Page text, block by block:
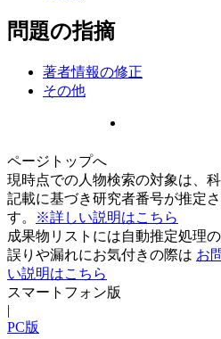
問題の指摘
著者情報の修正
その他
ページトップへ
現時点での人物検索の対象は、科
記載に基づき研究者番号が推定
す。
※詳しい説明はこちら
成果物リストには自動推定処理
誤りや漏れにお気付きの際は お
い説明はこちら
スマートフォン版
|
PC版